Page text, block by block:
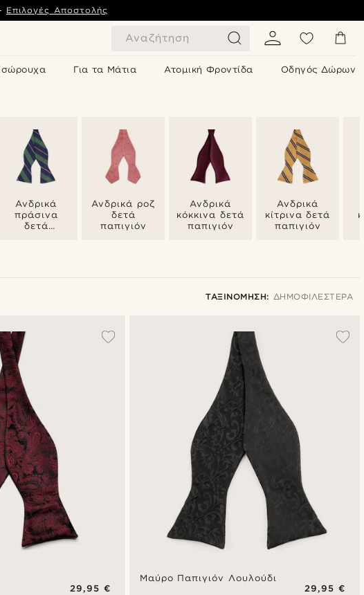
Αναζήτηση
Για τα Μάτια Ατομική Φροντίδα Οδηγός Δώρων
Επιλογές Αποστολής
Ανδρικά
πράσινα
δετά
Ανδρικά ροζ
δετά
παπιγιόν
Ανδρικά
κόκκινα δετά
παπιγιόν
Ανδρικά
κίτρινα δετά
παπιγιόν
ΤΑΞΙΝΌΜΗΣΗ: ΔΗΜΟΦΙΛΈΣΤΕΡΑ
Δημοφιλέστερα
Πιο καινούρια
Φθηνότερα
Ακριβότερα
29,95 €
Μαύρο Παπιγιόν Λουλούδι
29,95 €